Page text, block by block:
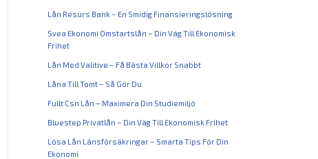
Lån Resurs Bank – En Smidig Finansieringslösning
Svea Ekonomi Omstartslån – Din Väg Till Ekonomisk
Frihet
Lån Med Valitive – Få Bästa Villkor Snabbt
Låna Till Tomt – Så Gör Du
Fullt Csn Lån – Maximera Din Studiemiljö
Bluestep Privatlån – Din Väg Till Ekonomisk Frihet
Lösa Lån Länsförsäkringar – Smarta Tips För Din
Ekonomi